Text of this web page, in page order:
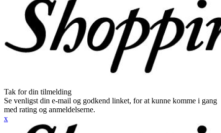
Tak for din tilmelding
Se venligst din e-mail og godkend linket, for at kunne komme i gang
med rating og anmeldelserne.
x